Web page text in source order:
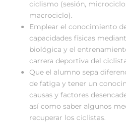
ciclismo (sesión,
macrociclo).
Emplear el conocimiento
capacidades físicas
biológica y el
carrera deportiva del
Que el alumno sepa
de fatiga y tener un
causas y factores
así como saber algunos
recuperar los ciclistas.